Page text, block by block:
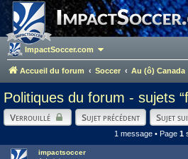
ImpactSoccer.com
Accueil du forum Soccer Au (ô) Canada
Politiques du forum - sujets
Verrouillé Sujet précédent Sujet
1 message • Page 1
impactsoccer